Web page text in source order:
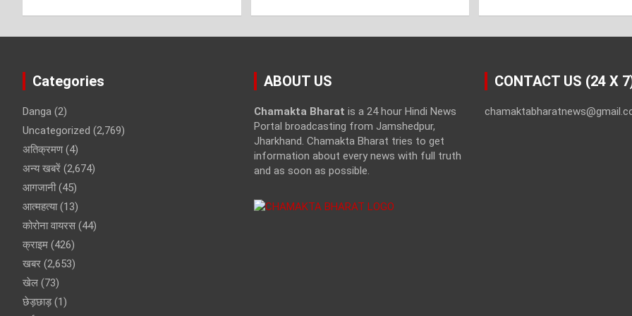
Categories
Danga (2)
Uncategorized (2,769)
अतिक्रमण(4)
अन्य खबरें (2,674)
आगजानी(45)
आत्महत्या(13)
कोरोना वायरस (44)
क्राइम (426)
खबर (2,653)
खेल (73)
छेड़छाड़(1)
ABOUT US
Chamakta Bharat is a 24 hour Hindi News
Portal broadcasting from Jamshedpur,
Jharkhand. Chamakta Bharat tries to get
information about every news with full truth
and as soon as possible.
CONTACT US (24 X